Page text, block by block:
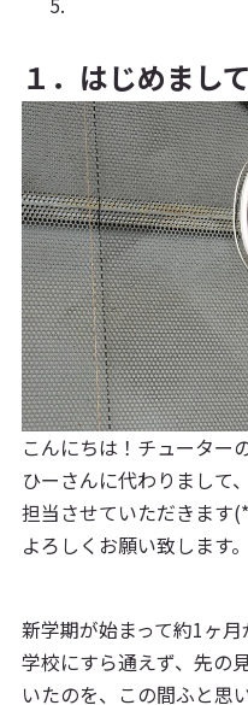
１．はじめまし
こんにちは！チューター
ひーさんに代わりまして
担当させていただきます
よろしくお願い致します。
新学期が始まって約1ヶ
学校にすら通えず、先の
いたのを、この間ふと思